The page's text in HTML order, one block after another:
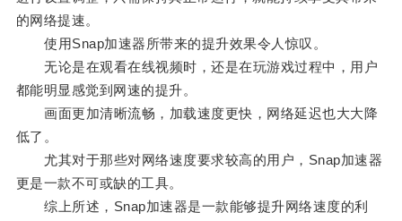
的网络提速。
使用Snap加速器所带来的提升效果令人惊叹。
无论是在观看在线视频时，还是在玩游戏过程中，用户
都能明显感觉到网速的提升。
画面更加清晰流畅，加载速度更快，网络延迟也大大降
低了。
尤其对于那些对网络速度要求较高的用户，Snap加速器
更是一款不可或缺的工具。
综上所述，Snap加速器是一款能够提升网络速度的利